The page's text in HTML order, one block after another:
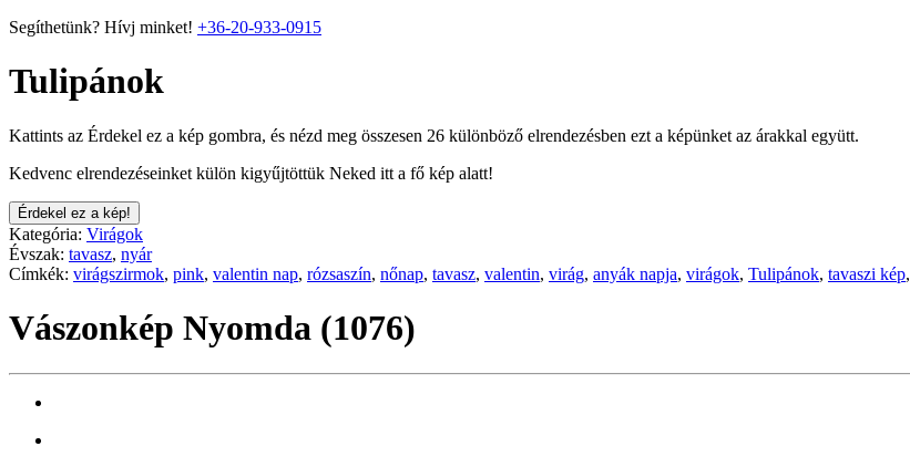
Segíthetünk? Hívj minket! +36-20-933-0915
Tulipánok
Kattints az Érdekel ez a kép gombra, és nézd meg összesen 26 különböző elrendezésben ezt a képünket az árakkal együtt.
Kedvenc elrendezéseinket külön kigyűjtöttük Neked itt a fő kép alatt!
Érdekel ez a kép!
Kategória: Virágok
Évszak: tavasz, nyár
Címkék: virágszirmok, pink, valentin nap, rózsaszín, nőnap, tavasz, valentin, virág, anyák napja, virágok, Tulipánok, tavaszi kép,
Vászonkép Nyomda (1076)